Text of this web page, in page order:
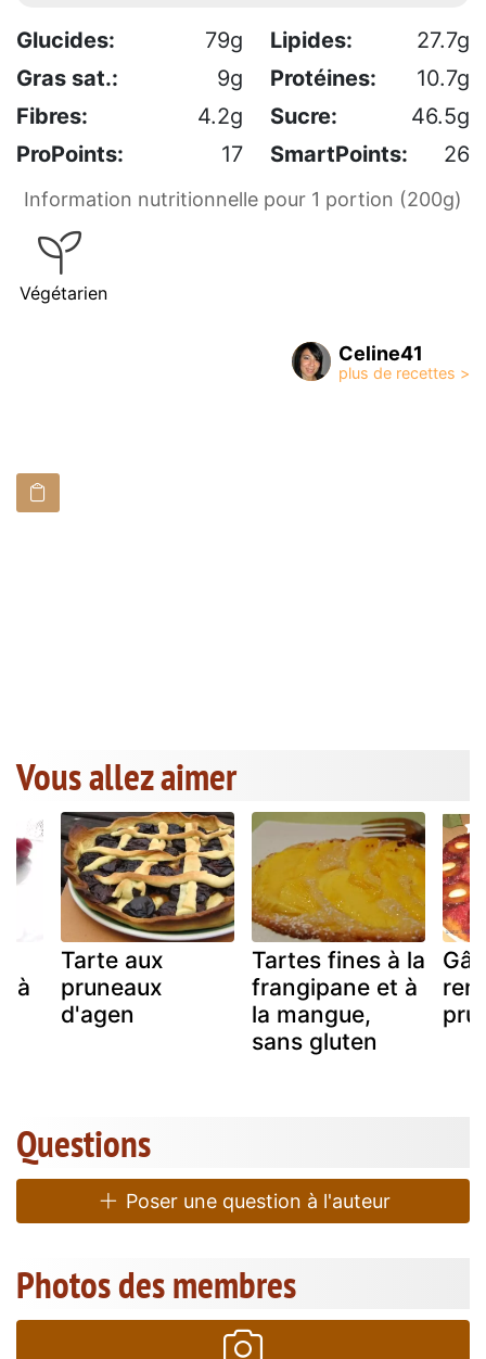
Glucides: 79g Lipides:
27.7g
Gras sat.:
9g Protéines:
10.7g
Fibres:
4.2g Sucre:
46.5g
ProPoints:
17 SmartPoints: 26
Information nutritionnelle pour 1 portion (200g)
Végétarien
Celine41
Vous allez aimer
à
Tarte aux
pruneaux
d'agen
Tartes fines à la
frangipane et à
la mangue,
sans gluten
Questions
Poser une question à l'auteur
Photos des membres